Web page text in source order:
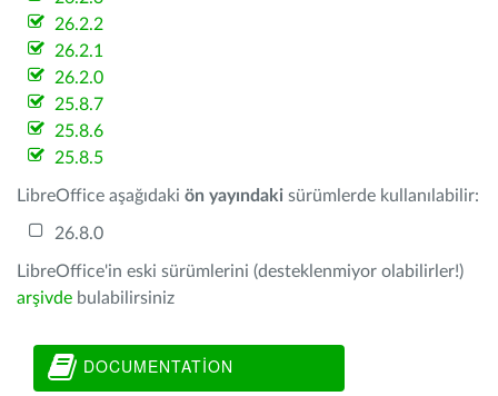
26.2.2
26.2.1
26.2.0
25.8.7
25.8.6
25.8.5
LibreOffice aşağıdaki ön yayındaki sürümlerde kullanılabilir:
26.8.0
LibreOffice'in eski sürümlerini (desteklenmiyor olabilirler!)
arşivde bulabilirsiniz
DOCUMENTATION